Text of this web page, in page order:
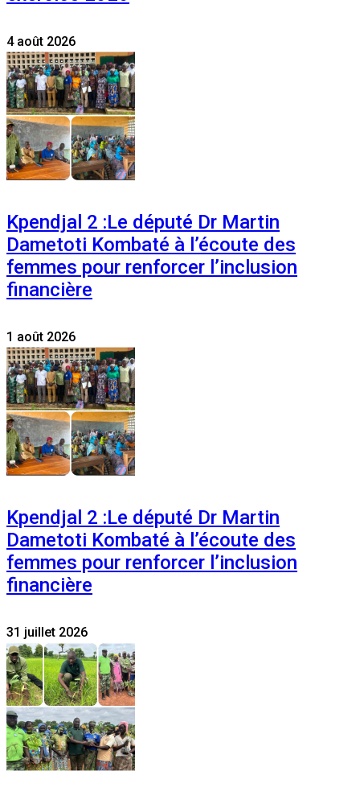
4 août 2026
Kpendjal 2 :Le député Dr Martin
Dametoti Kombaté à l’écoute des
femmes pour renforcer l’inclusion
financière
1 août 2026
Kpendjal 2 :Le député Dr Martin
Dametoti Kombaté à l’écoute des
femmes pour renforcer l’inclusion
financière
31 juillet 2026